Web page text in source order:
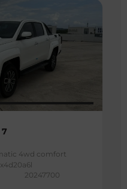
4wd comfort
20247700